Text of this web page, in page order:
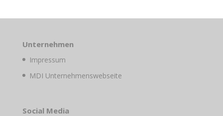
Unternehmen
Impressum
MDI Unternehmenswebseite
Social Media